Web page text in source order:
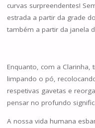
curvas surpreendentes!
estrada a partir da grade
também a partir da janela
Enquanto, com a Clarinha,
limpando o pó,
respetivas gavetas e
pensar no profundo
A nossa vida humana